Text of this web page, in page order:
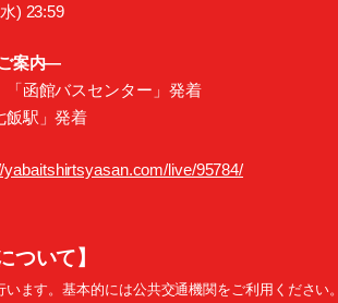
) 23:59
案内—
函館バスセンター」発着
飯駅」発着
yabaitshirtsyasan.com/live/95784/
ついて】
います。基本的には公共交通機関をご利用ください。